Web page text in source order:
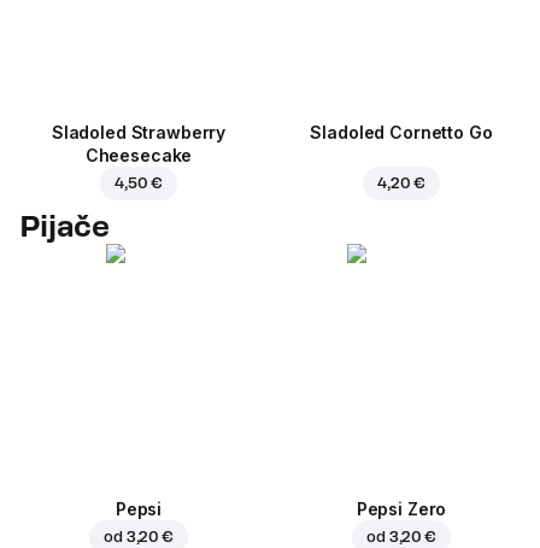
Sladoled Strawberry
Cheesecake
4,50 €
Sladoled Cornetto Go
4,20 €
Pijače
Pepsi
od 3,20 €
Pepsi Zero
od 3,20 €